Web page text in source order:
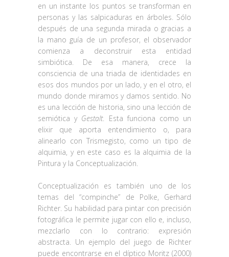
en un instante los puntos se transforman en
personas y las salpicaduras en árboles. Sólo
después de una segunda mirada o gracias a
la mano guía de un profesor, el observador
comienza a deconstruir esta entidad
simbiótica. De esa manera, crece la
consciencia de una triada de identidades en
esos dos mundos por un lado, y en el otro, el
mundo donde miramos y damos sentido. No
es una lección de historia, sino una lección de
semiótica y Gestalt. Esta funciona como un
elixir que aporta entendimiento o, para
alinearlo con Trismegisto, como un tipo de
alquimia, y en este caso es la alquimia de la
Pintura y la Conceptualización.
Conceptualización es también uno de los
temas del “compinche” de Polke, Gerhard
Richter. Su habilidad para pintar con precisión
fotográfica le permite jugar con ello e, incluso,
mezclarlo con lo contrario: expresión
abstracta. Un ejemplo del juego de Richter
puede encontrarse en el díptico Moritz (2000)